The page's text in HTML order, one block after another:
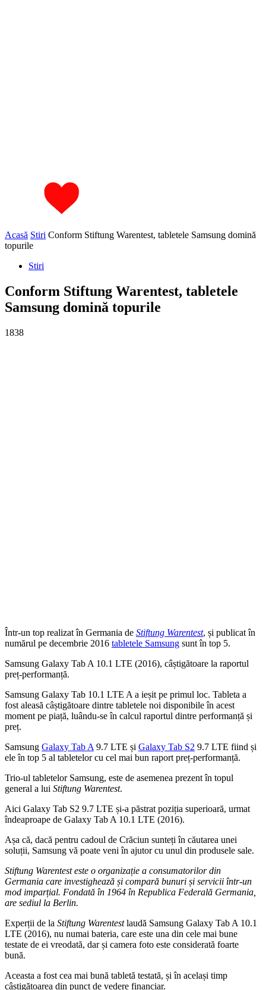
Acasă Stiri Conform Stiftung Warentest, tabletele Samsung domină
topurile
Stiri
Conform Stiftung Warentest, tabletele
Samsung domină topurile
1838
Într-un top realizat în Germania de Stiftung Warentest, și publicat în
numărul pe decembrie 2016 tabletele Samsung sunt în top 5.
Samsung Galaxy Tab A 10.1 LTE (2016), câștigătoare la raportul
preț-performanță.
Samsung Galaxy Tab 10.1 LTE A a ieșit pe primul loc. Tableta a
fost aleasă câștigătoare dintre tabletele noi disponibile în acest
moment pe piață, luându-se în calcul raportul dintre performanță și
preț.
Samsung Galaxy Tab A 9.7 LTE și Galaxy Tab S2 9.7 LTE fiind și
ele în top 5 al tabletelor cu cel mai bun raport preț-performanță.
Trio-ul tabletelor Samsung, este de asemenea prezent în topul
general a lui Stiftung Warentest.
Aici Galaxy Tab S2 9.7 LTE și-a păstrat poziția superioară, urmat
îndeaproape de Galaxy Tab A 10.1 LTE (2016).
Așa că, dacă pentru cadoul de Crăciun sunteți în căutarea unei
soluții, Samsung vă poate veni în ajutor cu unul din produsele sale.
Stiftung Warentest este o organizație a consumatorilor din
Germania care investighează și compară bunuri și servicii într-un
mod imparțial. Fondată în 1964 în Republica Federală Germania,
are sediul la Berlin.
Experții de la Stiftung Warentestlaudă Samsung Galaxy Tab A 10.1
LTE (2016), nu numai bateria, care este una din cele mai bune
testate de ei vreodată, dar și camera foto este considerată foarte
bună.
Aceasta a fost cea mai bună tabletă testată, și în același timp
câștigătoarea din punct de vedere financiar.